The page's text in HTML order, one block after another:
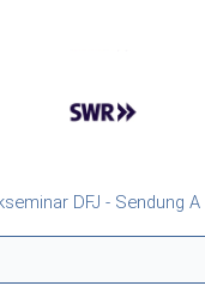
DFJ - Sendung A